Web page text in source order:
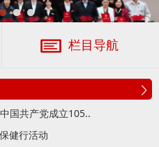
栏目导航
国共产党成立105..
健行活动